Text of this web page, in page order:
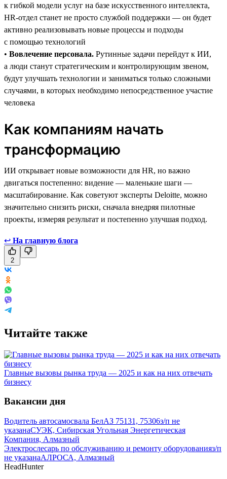
к гибкой модели услуг на базе искусственного интеллекта,
HR-отдел станет не просто службой поддержки — он будет
активно реализовывать новые процессы и подходы
с помощью технологий
• Вовлечение персонала. Рутинные задачи перейдут к ИИ,
а люди станут стратегическим и контролирующим звеном,
будут улучшать технологии и заниматься только сложными
случаями, в которых необходимо непосредственное участие
человека
Как компаниям начать
трансформацию
ИИ открывает новые возможности для HR, но важно
двигаться постепенно: видение — маленькие шаги —
масштабирование. Как советуют эксперты Deloitte, можно
значительно снизить риски, сначала внедряя пилотные
проекты, измеряя результат и постепенно улучшая подход.
↩ На главную блога
2
Читайте также
Главные вызовы рынка труда — 2025 и как на них отвечать
бизнесу
Вакансии дня
Водитель автосамосвала БелАЗ 75131, 75306з/п не
указанаСУЭК, Сибирская Угольная Энергетическая
Компания, Алмазный
Электрослесарь по обслуживанию и ремонту оборудованияз/п
не указанаАЛРОСА, Алмазный
HeadHunter